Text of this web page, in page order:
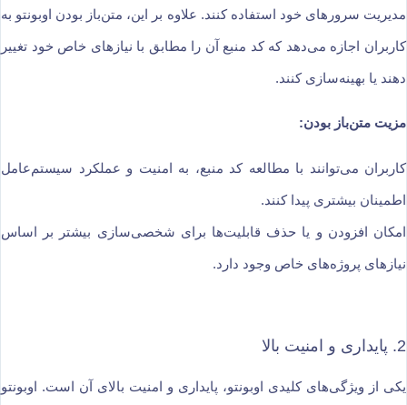
مدیریت سرورهای خود استفاده کنند. علاوه بر این، متن‌باز بودن اوبونتو به
کاربران اجازه می‌دهد که کد منبع آن را مطابق با نیازهای خاص خود تغییر
دهند یا بهینه‌سازی کنند.
مزیت متن‌باز بودن:
کاربران می‌توانند با مطالعه کد منبع، به امنیت و عملکرد سیستم‌عامل
اطمینان بیشتری پیدا کنند.
امکان افزودن و یا حذف قابلیت‌ها برای شخصی‌سازی بیشتر بر اساس
نیازهای پروژه‌های خاص وجود دارد.
2. پایداری و امنیت بالا
یکی از ویژگی‌های کلیدی اوبونتو، پایداری و امنیت بالای آن است. اوبونتو